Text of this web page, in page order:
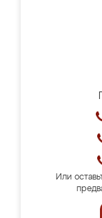
Или